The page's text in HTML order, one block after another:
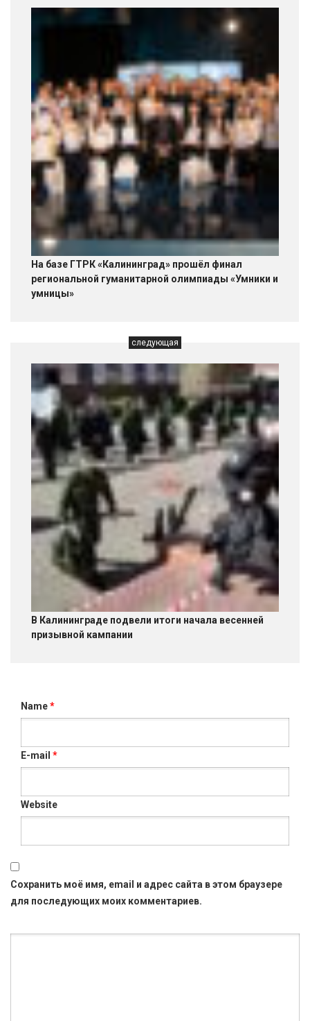
На базе ГТРК «Калининград» прошёл финал
региональной гуманитарной олимпиады «Умники и
умницы»
следующая
В Калининграде подвели итоги начала весенней
призывной кампании
Name*
E-mail *
Website
Сохранить моё имя, email и адрес сайта в этом браузере
для последующих моих комментариев.